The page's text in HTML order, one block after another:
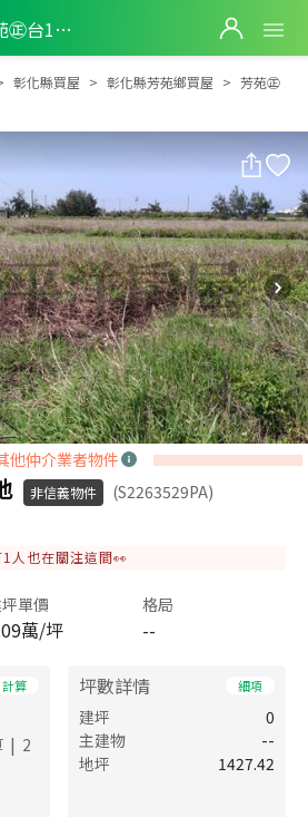
芳苑㊣台17線田地
芳苑㊣台17線田地
彰化縣買屋 彰化縣芳苑鄉買屋
芳苑㊣
他仲介業者物件
非信義物件
(S2263529PA)
1 人也在關注這間👀
單價
萬/坪
格局
--
計算
| 2
坪數詳情 細項
建坪
0
主建物
--
地坪
1427.42